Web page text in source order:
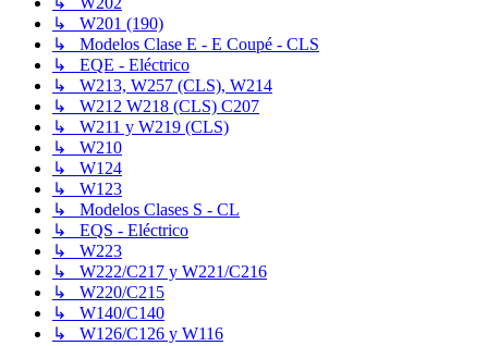
↳ W201 (190)
↳ Modelos Clase E - E Coupé - CLS
↳ EQE - Eléctrico
↳ W213, W257 (CLS), W214
↳ W212 W218 (CLS) C207
↳ W211 y W219 (CLS)
↳ W210
↳ W124
↳ W123
↳ Modelos Clases S - CL
↳ EQS - Eléctrico
↳ W223
↳ W222/C217 y W221/C216
↳ W220/C215
↳ W140/C140
↳ W126/C126 y W116